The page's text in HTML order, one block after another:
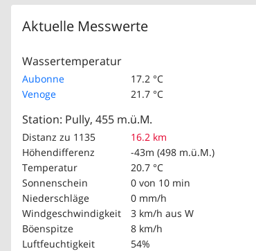
Aktuelle Messwerte
Wassertemperatur
Aubonne
17.2 °C
Venoge
21.7 °C
Station: Pully, 455 m.ü.M.
Distanz zu 1135
16.2 km
Höhendifferenz
-43m (498 m.ü.M.)
Temperatur
20.7 °C
Sonnenschein
0 von 10 min
Niederschläge
0 mm/h
Windgeschwindigkeit
3 km/h aus W
Böenspitze
8 km/h
Luftfeuchtigkeit
54%